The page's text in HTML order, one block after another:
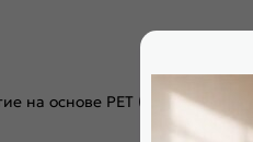
на основе PET (Южная